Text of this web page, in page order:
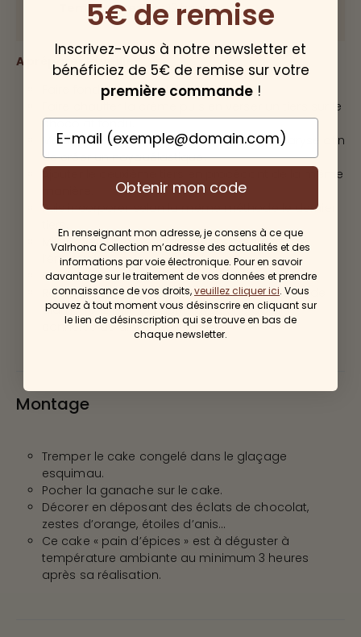
Temps de repos :12 heures
A préparer la veille
Faire fondre le chocolat ORIADO 60%.
Faire chauffer la crème puis en verser un tiers sur le
chocolat fondu.
Mélanger énergiquement à l’aide d’une maryse afin
de créer un noyauélastique.
Ajouter le deuxième tiers en procédant de la même
Puis incorporer selon la même méthode le dernier
tiers.
Mixer avec un mixeur plongeant pour parfaire
l’émulsion.
Réserver au réfrigérateur idéalement 12 heures.
Remplir 2 poches : l’une avec une douille unie de
diamètre 12 mm et l’autre avec une douille
cannelée de diamètre 10 mm.
Montage
Tremper le cake congelé dans le glaçage
esquimau.
Pocher la ganache sur le cake.
Décorer en déposant des éclats de chocolat,
zestes d’orange, étoiles d’anis...
Ce cake « pain d’épices » est à déguster à
température ambiante au minimum 3 heures
après sa réalisation.
5€ de remise
Inscrivez-vous à notre newsletter et
bénéficiez de 5€ de remise sur votre
première commande!
E-mail
Obtenir mon code
En renseignant mon adresse, je consens à ce que
Valrhona Collection m’adresse des actualités et des
informations par voie électronique. Pour en savoir
davantage sur le traitement de vos données et prendre
connaissance de vos droits,veuillez cliquer ici. Vous
pouvez à tout moment vous désinscrire en cliquant sur
le lien de désinscription qui se trouve en bas de
chaque newsletter.